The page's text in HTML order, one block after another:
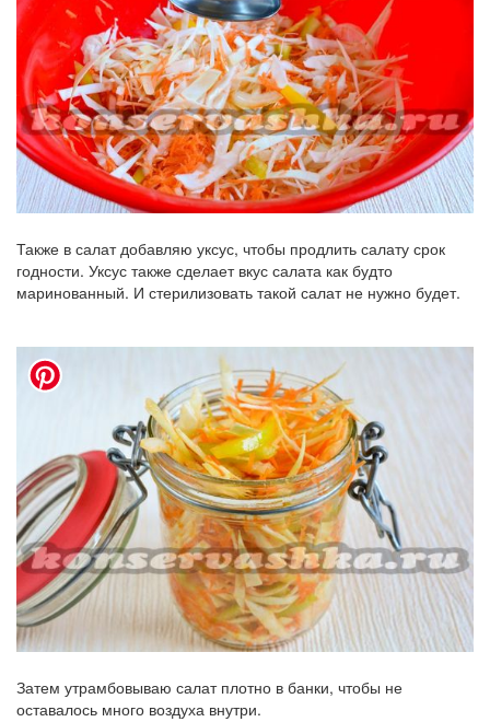
Также в салат добавляю уксус, чтобы продлить салату срок
годности. Уксус также сделает вкус салата как будто
маринованный. И стерилизовать такой салат не нужно будет.
Затем утрамбовываю салат плотно в банки, чтобы не
оставалось много воздуха внутри.